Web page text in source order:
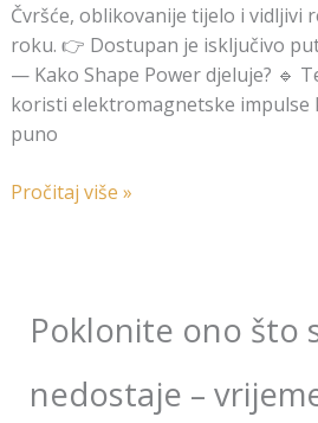
Čvršće, oblikovanije tijelo i vidljivi
roku. 👉 Dostupan je isključivo
— Kako Shape Power djeluje? 🔹
koristi elektromagnetske impulse
puno
Pročitaj više »
Poklonite ono što
nedostaje –